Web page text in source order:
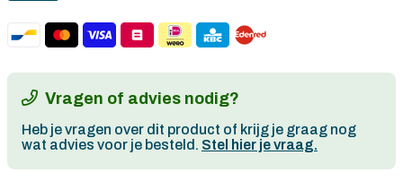
Vragen of advies nodig?
Heb je vragen over dit product of krijg je graag nog
wat advies voor je besteld. Stel hier je vraag.